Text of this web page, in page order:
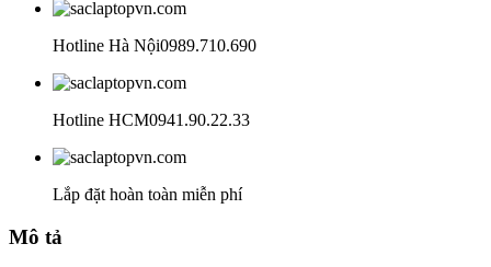
Hotline Hà Nội0989.710.690
Hotline HCM0941.90.22.33
Lắp đặt hoàn toàn miễn phí
Mô tả